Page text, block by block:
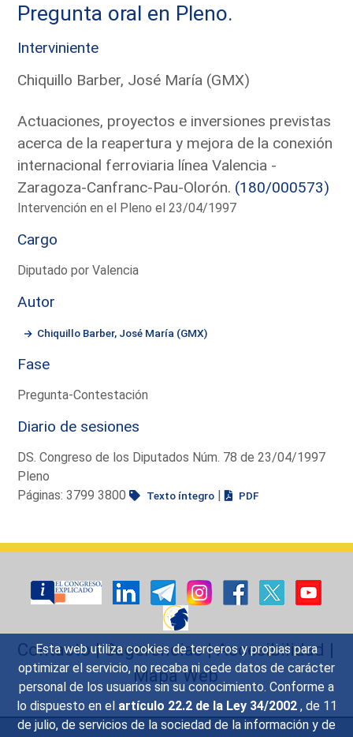
Esta web utiliza cookies de terceros y propias para
optimizar el servicio, no recaba ni cede datos de carácter
personal de los usuarios sin su conocimiento. Conforme a
lo dispuesto en el artículo 22.2 de la Ley 34/2002 , de 11
de julio, de servicios de la sociedad de la información y de
Pregunta oral en Pleno.
Interviniente
Chiquillo Barber, José María (GMX)
Actuaciones, proyectos e inversiones previstas
acerca de la reapertura y mejora de la conexión
internacional ferroviaria línea Valencia -
Zaragoza-Canfranc-Pau-Olorón. (180/000573)
Intervención en el Pleno el 23/04/1997
Cargo
Diputado por Valencia
Autor
Chiquillo Barber, José María (GMX)
Fase
Pregunta-Contestación
Diario de sesiones
DS. Congreso de los Diputados Núm. 78 de 23/04/1997
Pleno
Páginas: 3799 3800
Texto íntegro | PDF
Contacto|Sugerencias|Accesibilidad |
Mapa Web